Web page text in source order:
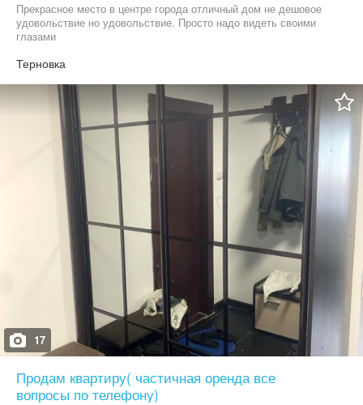
Прекрасное место в центре города отличный дом не дешовое
удовольствие но удовольствие. Просто надо видеть своими
глазами
Терновка
17
Продам квартиру( частичная оренда все
вопросы по телефону)